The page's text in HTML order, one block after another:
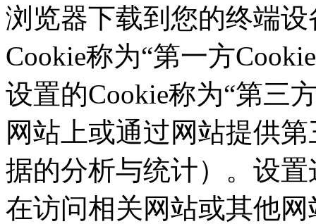
浏览器下载到您的终端设
Cookie称为“第一方
设置的Cookie称为“第三
网站上或通过网站提供第
据的分析与统计）。设
在访问相关网站或其他